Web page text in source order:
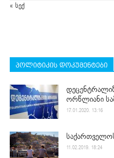
« სექ
პოლიტიკის დოკუმენტები
ორწლიანი
17.01.2020. 13:16
11.02.2019. 18:24